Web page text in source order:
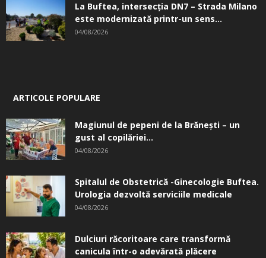
La Buftea, intersecţia DN7 – Strada Milano
este modernizată printr-un sens...
04/08/2026
ARTICOLE POPULARE
Magiunul de pepeni de la Brăneşti – un
gust al copilăriei...
04/08/2026
Spitalul de Obstetrică -Ginecologie Buftea.
Urologia dezvoltă serviciile medicale
04/08/2026
Dulciuri răcoritoare care transformă
canicula într-o adevărată plăcere